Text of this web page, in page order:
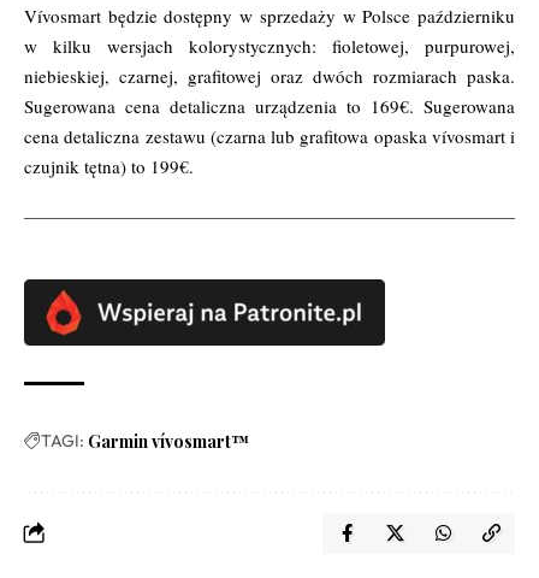
Vívosmart będzie dostępny w sprzedaży w Polsce październiku
w kilku wersjach kolorystycznych: fioletowej, purpurowej,
niebieskiej, czarnej, grafitowej oraz dwóch rozmiarach paska.
Sugerowana cena detaliczna urządzenia to 169€. Sugerowana
cena detaliczna zestawu (czarna lub grafitowa opaska vívosmart i
czujnik tętna) to 199€.
TAGI: Garmin vívosmart™